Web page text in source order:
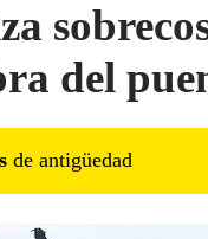
del
s de antigüedad